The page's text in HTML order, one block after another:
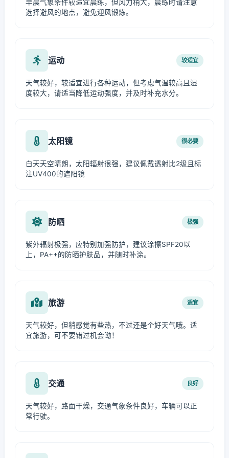
早晨气象条件较适宜晨练，但风力稍大，晨练时请注意
选择避风的地点，避免迎风锻炼。
运动 较适宜
天气较好，较适宜进行各种运动，但考虑气温较高且湿
度较大，请适当降低运动强度，并及时补充水分。
太阳镜 很必要
白天天空晴朗，太阳辐射很强，建议佩戴透射比2级且标
注UV400的遮阳镜
防晒 极强
紫外辐射极强，应特别加强防护，建议涂擦SPF20以
上，PA++的防晒护肤品，并随时补涂。
旅游 适宜
天气较好，但稍感觉有些热，不过还是个好天气哦。适
宜旅游，可不要错过机会呦！
交通 良好
天气较好，路面干燥，交通气象条件良好，车辆可以正
常行驶。